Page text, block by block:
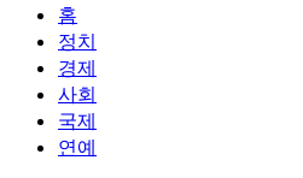
홈
정치
경제
사회
국제
연예